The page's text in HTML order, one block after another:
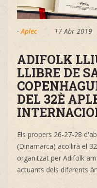
·Aplec 17 Abr 2019
ADIFOLK
LLIBRE DE
DEL 32È
Els propers 26-27-28
(Dinamarca) acollirà el
organitzat per Adifolk
actuants dels diferents